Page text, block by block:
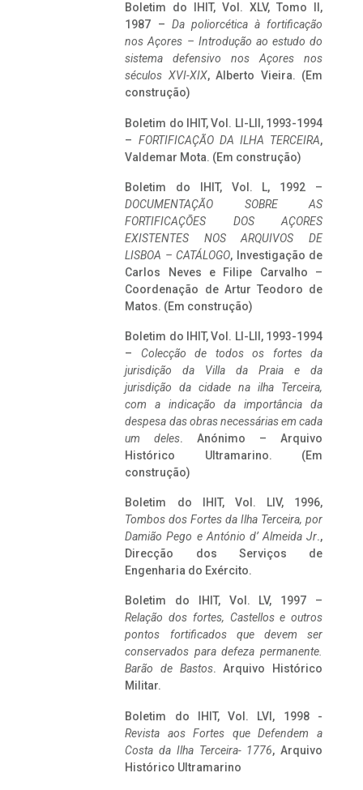
Boletim do IHIT, Vol. XLV, Tomo II,
1987 – Da poliorcética à fortificação
nos Açores – Introdução ao estudo do
sistema defensivo nos Açores nos
séculos XVI-XIX, Alberto Vieira. (Em
construção)
Boletim do IHIT, Vol. LI-LII, 1993-1994
– FORTIFICAÇÃO DA ILHA TERCEIRA,
Valdemar Mota. (Em construção)
Boletim do IHIT, Vol. L, 1992 –
DOCUMENTAÇÃO SOBRE AS
FORTIFICAÇÕES DOS AÇORES
EXISTENTES NOS ARQUIVOS DE
LISBOA – CATÁLOGO, Investigação de
Carlos Neves e Filipe Carvalho –
Coordenação de Artur Teodoro de
Matos. (Em construção)
Boletim do IHIT, Vol. LI-LII, 1993-1994
– Colecção de todos os fortes da
jurisdição da Villa da Praia e da
jurisdição da cidade na ilha Terceira,
com a indicação da importância da
despesa das obras necessárias em cada
um deles. Anónimo – Arquivo
Histórico Ultramarino. (Em
construção)
Boletim do IHIT, Vol. LIV, 1996,
Tombos dos Fortes da Ilha Terceira, por
Damião Pego e António d’ Almeida Jr.,
Direcção dos Serviços de
Engenharia do Exército.
Boletim do IHIT, Vol. LV, 1997 –
Relação dos fortes, Castellos e outros
pontos fortificados que devem ser
conservados para defeza permanente.
Barão de Bastos. Arquivo Histórico
Militar.
Boletim do IHIT, Vol. LVI, 1998 -
Revista aos Fortes que Defendem a
Costa da Ilha Terceira- 1776, Arquivo
Histórico Ultramarino